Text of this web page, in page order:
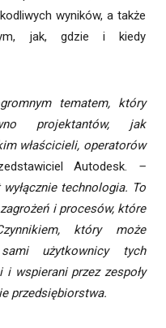
wyników, a także
jak, gdzie i kiedy
tematem, który
projektantów, jak
właścicieli, operatorów
Autodesk.
–
technologia. To
i procesów, które
który może
użytkownicy tych
wspierani przez zespoły
przedsiębiorstwa.